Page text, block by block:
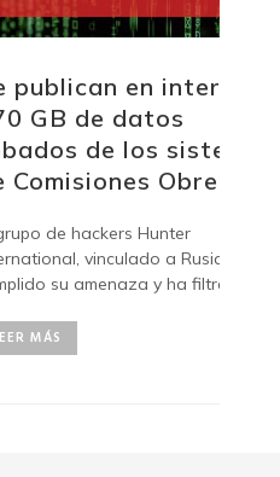
en internet
datos
los sistemas
Obreras
Hunter
a Rusia, ha
y ha filtrado en